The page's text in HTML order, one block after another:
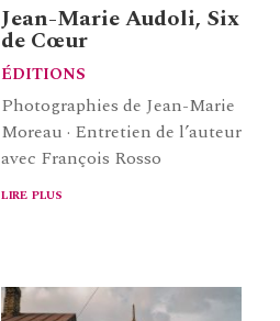
Jean-Marie Audoli, Six
de Cœur
ÉDITIONS
Photographies de Jean-Marie
Moreau · Entretien de l’auteur
avec François Rosso
lire plus